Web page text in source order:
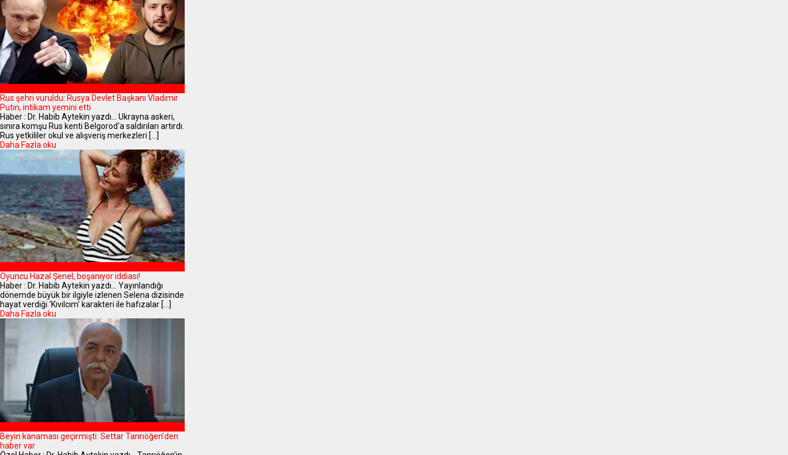
Rus şehri vuruldu: Rusya Devlet Başkanı Vladimir
Putin, intikam yemini etti
Haber : Dr. Habib Aytekin yazdı... Ukrayna askeri,
sınıra komşu Rus kenti Belgorod'a saldırıları artırdı.
Rus yetkililer okul ve alışveriş merkezleri [...]
Daha Fazla oku
Oyuncu Hazal Şenel, boşanıyor iddiası!
Haber : Dr. Habib Aytekin yazdı... Yayınlandığı
dönemde büyük bir ilgiyle izlenen Selena dizisinde
hayat verdiği 'Kıvılcım' karakteri ile hafızalar [...]
Daha Fazla oku
Beyin kanaması geçirmişti: Settar Tanrıöğen’den
haber var